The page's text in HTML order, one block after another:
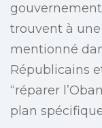
gouvernement
trouvent à
mentionné
Républicains
“réparer
plan